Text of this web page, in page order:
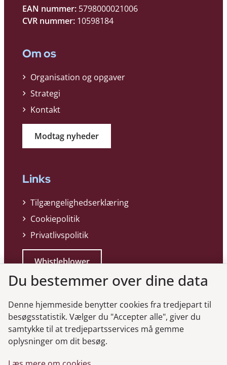
EAN nummer: 5798000021006
CVR nummer: 10598184
Om os
Organisation og opgaver
Strategi
Kontakt
Modtag nyheder
Links
Tilgængelighedserklæring
Cookiepolitik
Privatlivspolitik
Whistleblower
Genveje
Du bestemmer over dine data
Denne hjemmeside benytter cookies fra tredjepart til
besøgsstatistik. Vælger du "Accepter alle", giver du
samtykke til at tredjepartsservices må gemme
oplysninger om dit besøg.